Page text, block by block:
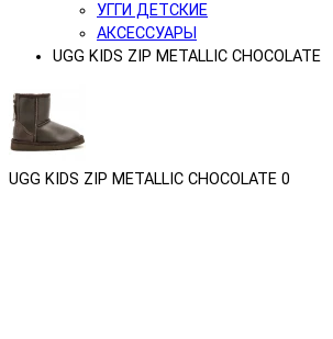
УГГИ ДЕТСКИЕ
АКСЕССУАРЫ
UGG KIDS ZIP METALLIC CHOCOLATE
UGG KIDS ZIP METALLIC CHOCOLATE 0